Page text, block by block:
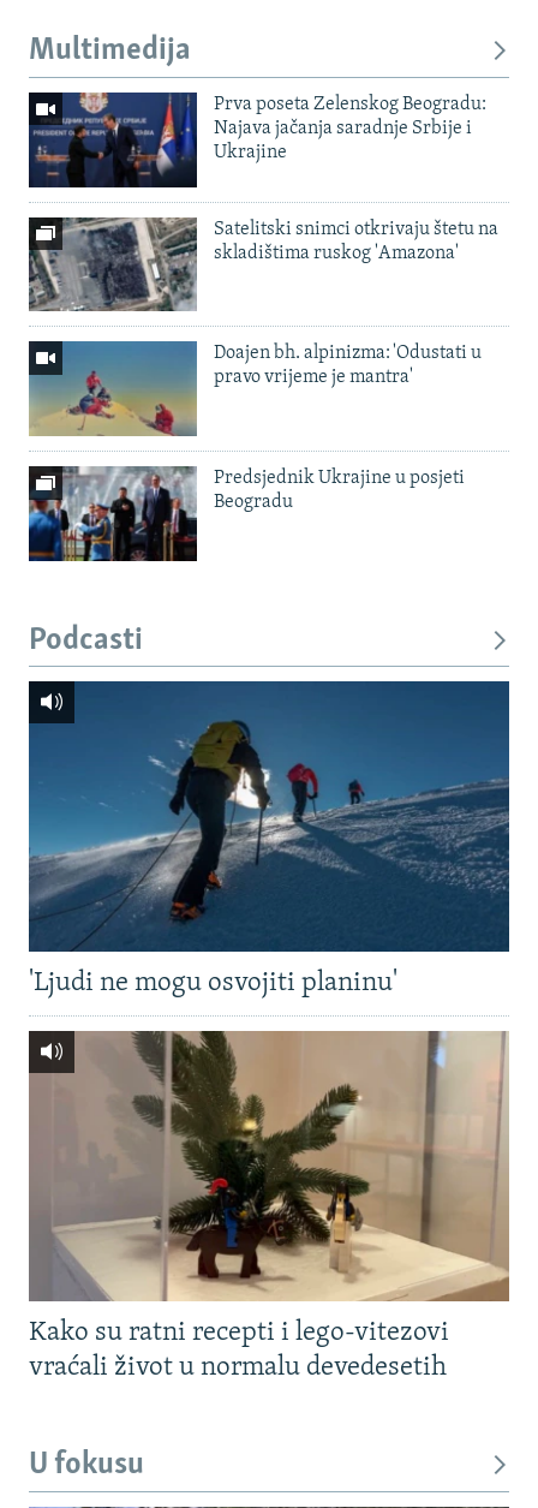
Multimedija
Prva poseta Zelenskog Beogradu:
Najava jačanja saradnje Srbije i
Ukrajine
Satelitski snimci otkrivaju štetu na
skladištima ruskog 'Amazona'
Doajen bh. alpinizma: 'Odustati u
pravo vrijeme je mantra'
Predsjednik Ukrajine u posjeti
Beogradu
Podcasti
'Ljudi ne mogu osvojiti planinu'
Kako su ratni recepti i lego-vitezovi
vraćali život u normalu devedesetih
U fokusu